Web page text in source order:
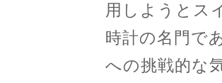
用しようとス
時計の名門で
への挑戦的な